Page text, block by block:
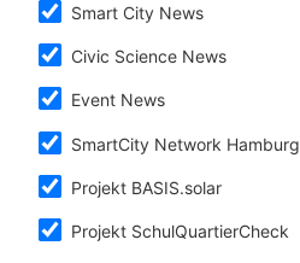
Smart City News
Civic Science News
Event News
SmartCity Network Hamburg
Projekt BASIS.solar
Projekt SchulQuartierCheck